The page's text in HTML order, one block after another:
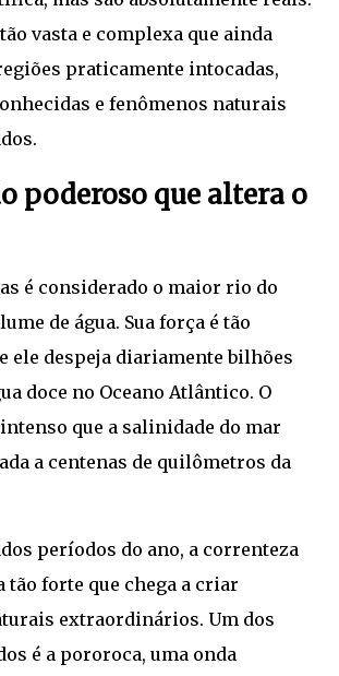
vasta e complexa que ainda
praticamente intocadas,
e fenômenos naturais
poderoso que altera o
é considerado o maior rio do
de água. Sua força é tão
ele despeja diariamente bilhões
doce no Oceano Atlântico. O
que a salinidade do mar
a centenas de quilômetros da
períodos do ano, a correnteza
tão forte que chega a criar
extraordinários. Um dos
é a pororoca, uma onda